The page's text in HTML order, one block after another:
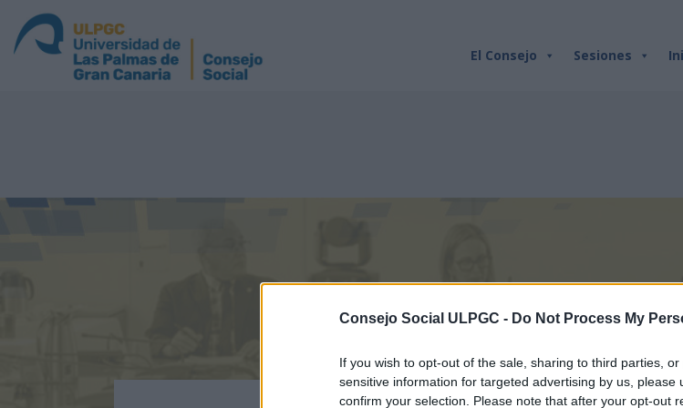
Consejo Social ULPGC - Do Not Process My
If you wish to opt-out of the sale, sharing to third parties,
sensitive information for targeted advertising by us, please
confirm your selection. Please note that after your opt-out
El Consejo Sesiones
ETIQUETA: